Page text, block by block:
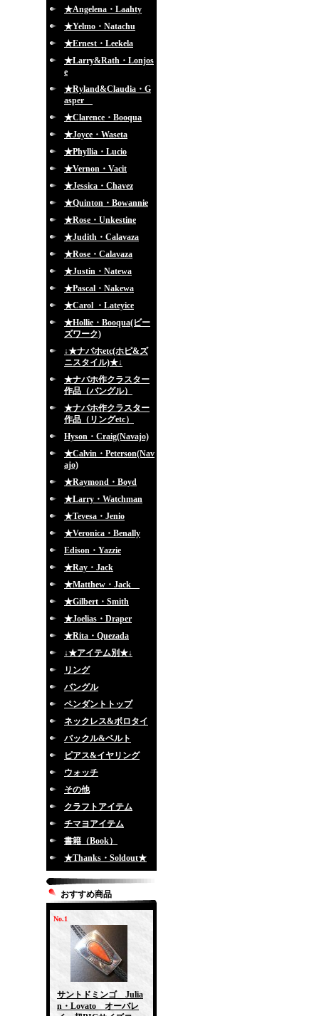
★Angelena・Laahty
★Yelmo・Natachu
★Ernest・Leekela
★Larry&Rath・Lonjos
e
★Ryland&Claudia・G
asper
★Clarence・Booqua
★Joyce・Waseta
★Phyllia・Lucio
★Vernon・Vacit
★Jessica・Chavez
★Quinton・Bowannie
★Rose・Unkestine
★Judith・Calavaza
★Rose・Calavaza
★Justin・Natewa
★Pascal・Nakewa
★Carol ・Lateyice
★Hollie・Booqua(ビー
ズワーク)
↓★ナバホetc(ホピ&ズ
ニスタイル)★↓
★ナバホ作クラスター
作品（バングル）
★ナバホ作クラスター
作品（リングetc）
Hyson・Craig(Navajo)
★Calvin・Peterson(Nav
ajo)
★Raymond・Boyd
★Larry・Watchman
★Tevesa・Jenio
★Veronica・Benally
Edison・Yazzie
★Ray・Jack
★Matthew・Jack
★Gilbert・Smith
★Joelias・Draper
★Rita・Quezada
↓★アイテム別★↓
リング
バングル
ペンダントトップ
ネックレス&ボロタイ
バックル&ベルト
ピアス&イヤリング
ウォッチ
その他
クラフトアイテム
チマヨアイテム
書籍（Book）
★Thanks・Soldout★
おすすめ商品
No.1
サントドミンゴ Julia
n・Lovato オーバレ